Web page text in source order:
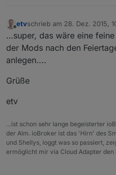
etvschrieb am 28. Dez. 2015,
zuletzt editiert von
…super, das wäre eine
der Mods nach den
anlegen....
Grüße
etv
…ist schon sehr lange begeisterter
der Alm. ioBroker ist das 'Hirn' des
und Shellys, loggt was so passiert,
ermöglicht mir via Cloud Adapter den